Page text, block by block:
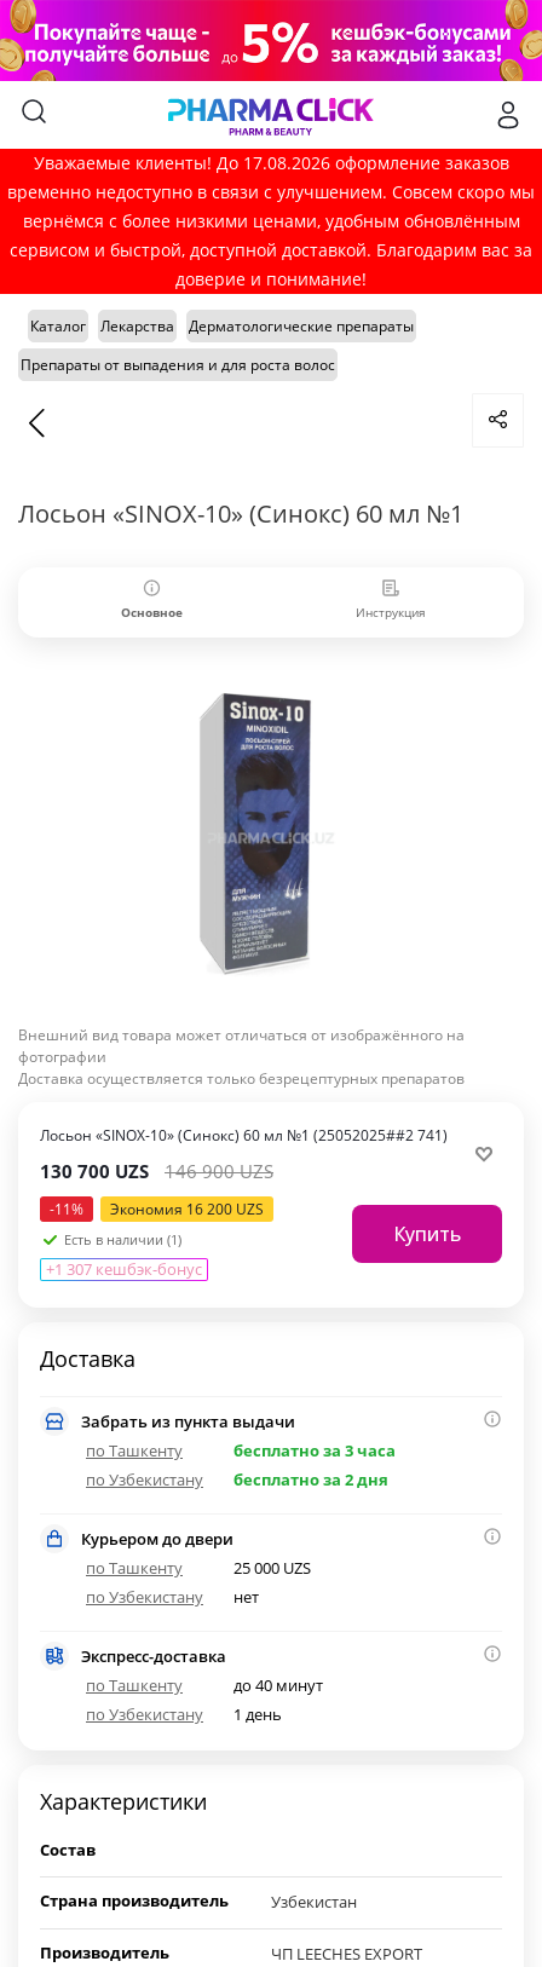
Уважаемые клиенты! До 17.08.2026 оформление заказов
временно недоступно в связи с улучшением. Совсем скоро мы
вернёмся с более низкими ценами, удобным обновлённым
сервисом и быстрой, доступной доставкой. Благодарим вас за
доверие и понимание!
Каталог Лекарства
Дерматологические препараты
Препараты от выпадения и для роста волос
Лосьон «SINOX-10» (Синокс) 60 мл №1
Основное Инструкция
Внешний вид товара может отличаться от изображённого на
фотографии
Доставка осуществляется только безрецептурных препаратов
Лосьон «SINOX-10» (Синокс) 60 мл №1 (25052025##2 741)
130 700 UZS 146 900UZS
-11% Экономия 16 200 UZS
Есть в наличии (1)
+1 307 кешбэк-бонус
Купить
Доставка
Забрать из пункта выдачи
по Ташкенту
бесплатно за 3 часа
по Узбекистану
бесплатно за 2 дня
Курьером до двери
по Ташкенту
25 000 UZS
по Узбекистану
нет
Экспресс-доставка
по Ташкенту
до 40 минут
по Узбекистану
1 день
Характеристики
Состав
Страна производитель Узбекистан
Производитель ЧП LEECHES EXPORT